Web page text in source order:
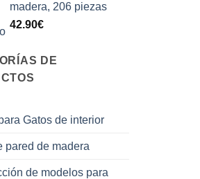
madera, 206 piezas
42.90€
DE
Gatos de interior
pared de madera
de modelos para